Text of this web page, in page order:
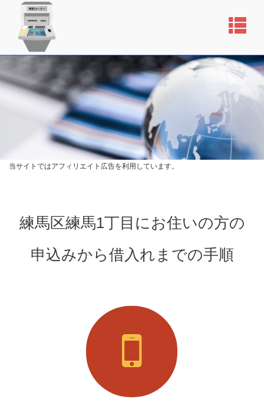
当サイトではアフィリエイト広告を利用しています。
練馬区練馬1丁目にお住いの方の
申込みから借入れまでの手順